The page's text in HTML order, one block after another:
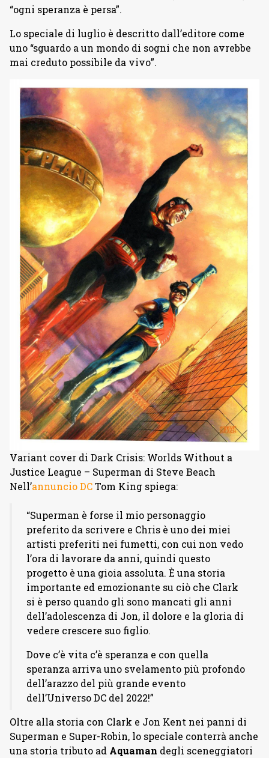
“ogni speranza è persa”.
Lo speciale di luglio è descritto dall’editore come
uno “sguardo a un mondo di sogni che non avrebbe
mai creduto possibile da vivo”.
Variant cover di Dark Crisis: Worlds Without a
Justice League – Superman di Steve Beach
Nell’annuncio DCTom King spiega:
“Superman è forse il mio personaggio
preferito da scrivere e Chris è uno dei miei
artisti preferiti nei fumetti, con cui non vedo
l’ora di lavorare da anni, quindi questo
progetto è una gioia assoluta. È una storia
importante ed emozionante su ciò che Clark
si è perso quando gli sono mancati gli anni
dell’adolescenza di Jon, il dolore e la gloria di
vedere crescere suo figlio.
Dove c’è vita c’è speranza e con quella
speranza arriva uno svelamento più profondo
dell’arazzo del più grande evento
dell’Universo DC del 2022!”
Oltre alla storia con Clark e Jon Kent nei panni di
Superman e Super-Robin, lo speciale conterrà anche
una storia tributo ad Aquaman degli sceneggiatori